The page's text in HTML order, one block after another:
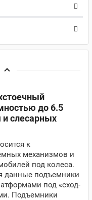
до 6.5
и слесарных
к
механизмов и
под колеса.
данные подъемники
под «сход-
Подъемники